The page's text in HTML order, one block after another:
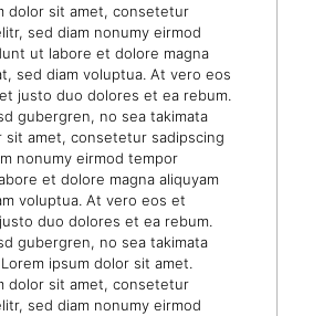
dolor sit amet, consetetur
sed diam nonumy eirmod
ut labore et dolore magna
sed diam voluptua. At vero eos
justo duo dolores et ea rebum.
gubergren, no sea takimata
sit amet, consetetur sadipscing
nonumy eirmod tempor
et dolore magna aliquyam
voluptua. At vero eos et
duo dolores et ea rebum.
gubergren, no sea takimata
ipsum dolor sit amet.
dolor sit amet, consetetur
sed diam nonumy eirmod